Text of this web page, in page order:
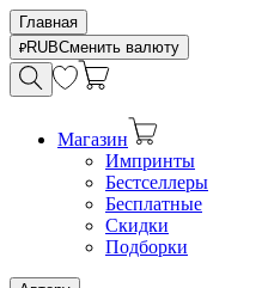
Главная
RUBСменить валюту
Магазин
Импринты
Бестселлеры
Бесплатные
Скидки
Подборки